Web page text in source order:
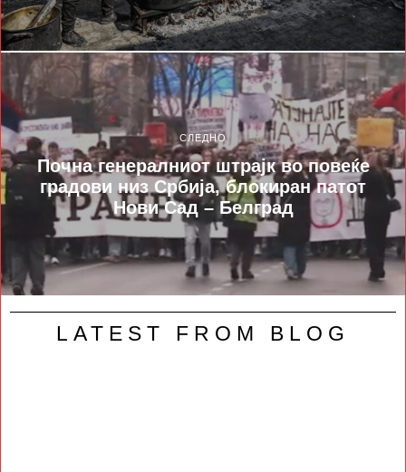
СЛЕДНО
Почна генералниот штрајк во повеќе
градови низ Србија, блокиран патот
Нови Сад – Белград
LATEST FROM BLOG